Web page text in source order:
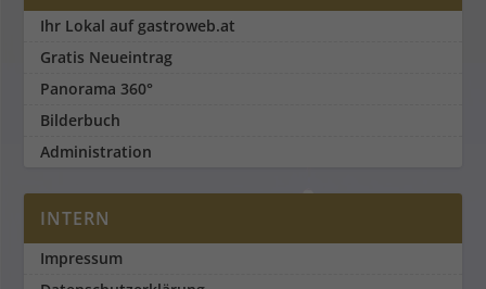
Ihr Lokal auf gastroweb.at
Gratis Neueintrag
Panorama 360°
Bilderbuch
Administration
INTERN
Impressum